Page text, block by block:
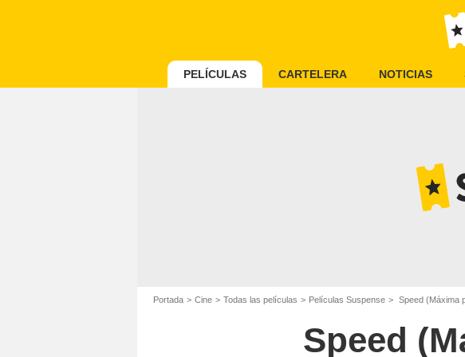
PELÍCULAS CARTELERA NOTICIAS
Portada Cine Todas las películas Películas Suspense Speed (Máxima
Speed